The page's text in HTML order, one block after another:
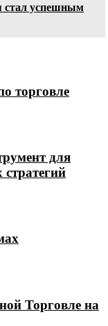
успешным
торговле
для
Торговле на